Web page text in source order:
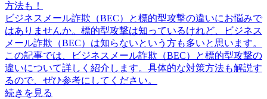
方法も！
ビジネスメール詐欺（BEC）と標的型攻撃の違いにお悩みで
はありませんか。標的型攻撃は知っているけれど、ビジネス
メール詐欺（BEC）は知らないという方も多いと思います。
この記事では、ビジネスメール詐欺（BEC）と標的型攻撃の
違いについて詳しく紹介します。具体的な対策方法も解説す
るので、ぜひ参考にしてください。
続きを見る